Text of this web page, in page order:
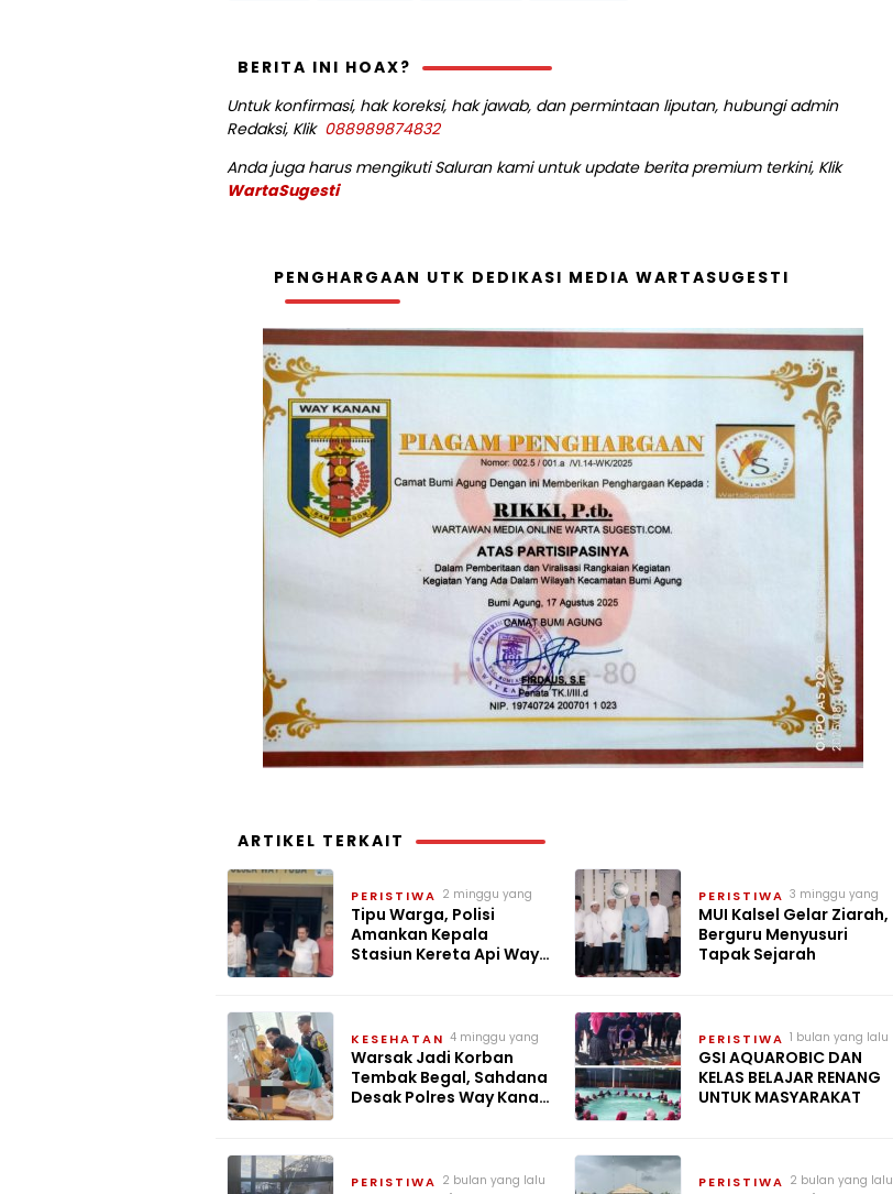
BERITA INI HOAX?
Untuk konfirmasi, hak koreksi, hak jawab, dan permintaan liputan, hubungi admin
Redaksi, Klik 088989874832
Anda juga harus mengikuti Saluran kami untuk update berita premium terkini, Klik
WartaSugesti
PENGHARGAAN UTK DEDIKASI MEDIA WARTASUGESTI
ARTIKEL TERKAIT
PERISTIWA 2 minggu yang
lalu
Tipu Warga, Polisi
Amankan Kepala
Stasiun Kereta Api Way
PERISTIWA 3 minggu yang
lalu
MUI Kalsel Gelar Ziarah,
Berguru Menyusuri
Tapak Sejarah
KESEHATAN 4 minggu yang
lalu
Warsak Jadi Korban
Tembak Begal, Sahdana
Desak Polres Way Kanan
PERISTIWA 1 bulan yang lalu
GSI AQUAROBIC DAN
KELAS BELAJAR RENANG
UNTUK MASYARAKAT
PERISTIWA 2 bulan yang lalu PERISTIWA 2 bulan yang lalu